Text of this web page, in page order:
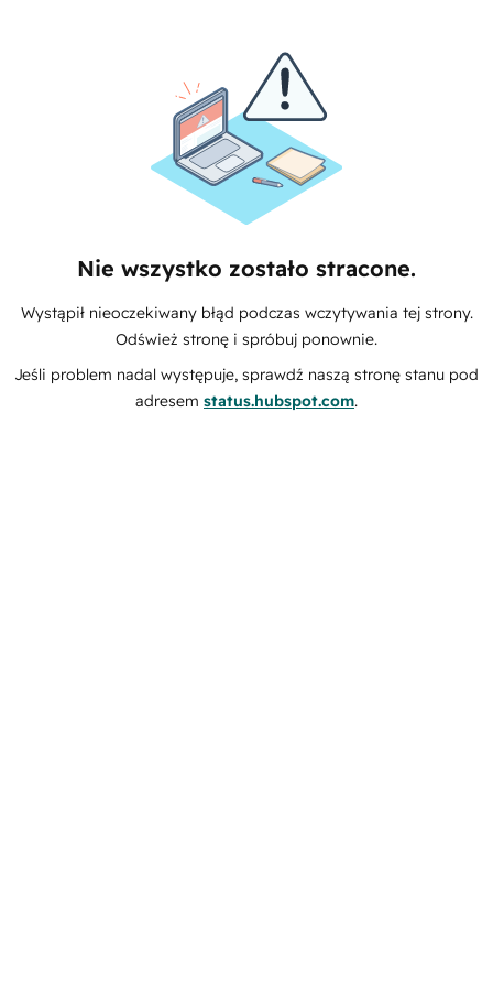
Nie wszystko zostało stracone.
Wystąpił nieoczekiwany błąd podczas wczytywania tej strony.
Odśwież stronę i spróbuj ponownie.
Jeśli problem nadal występuje, sprawdź naszą stronę stanu pod
adresem status.hubspot.com.